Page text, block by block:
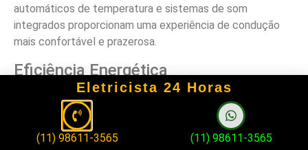
automáticos de temperatura e sistemas de som
integrados proporcionam uma experiência de condução
mais confortável e prazerosa.
Eficiência Energética
Sistemas automatizados, quando bem projetados, podem
ajudar a economizar combustível e reduzir o consumo
desnecessário de energia, contribuindo para um carro mais
Eletricista 24 Horas
(11) 98611-3565 (11) 98611-3565